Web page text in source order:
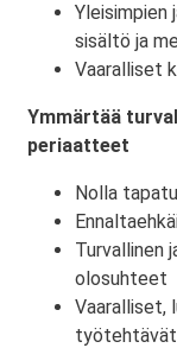
Yleisimpien
sisältö ja
Vaaralliset
Ymmärtää
periaatteet
Nolla
Turvallinen
olosuhteet
Vaaralliset,
työtehtävät